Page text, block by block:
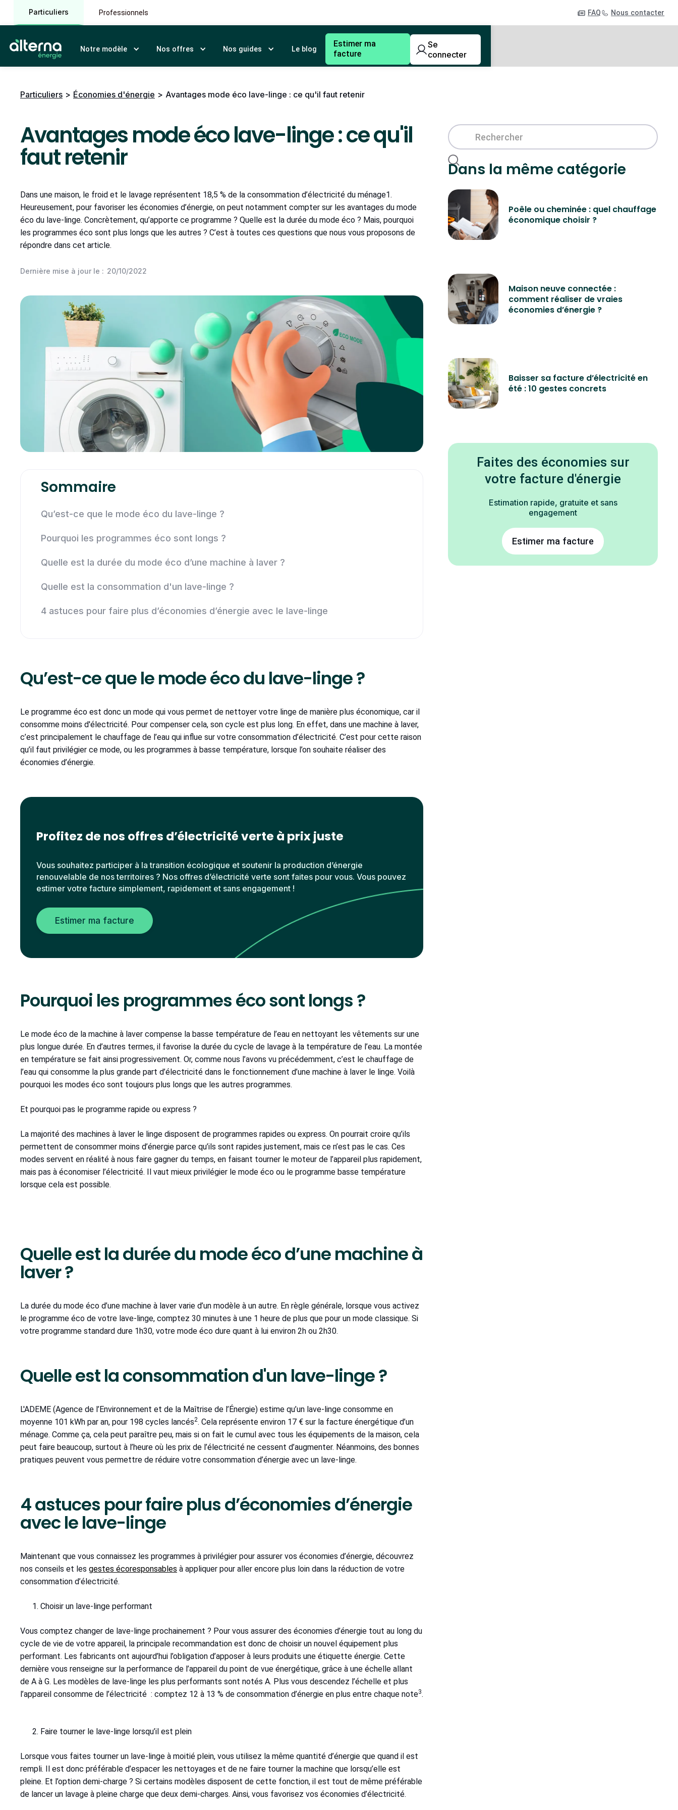
Particuliers Professionnels FAQ Nous contacter
Notre modèle Nos offres Nos guides Le blog
Estimer ma
facture
Se
connecter
Particuliers > Économies d'énergie > Avantages mode éco lave-linge : ce qu'il faut retenir
Avantages mode éco lave-linge : ce qu'il
faut retenir
Dans une maison, le froid et le lavage représentent 18,5 % de la consommation d’électricité du ménage1.
Heureusement, pour favoriser les économies d’énergie, on peut notamment compter sur les avantages du mode
éco du lave-linge. Concrètement, qu’apporte ce programme ? Quelle est la durée du mode éco ? Mais, pourquoi
les programmes éco sont plus longs que les autres ? C’est à toutes ces questions que nous vous proposons de
répondre dans cet article.
Dernière mise à jour le : 20/10/2022
Sommaire
Qu’est-ce que le mode éco du lave-linge ?
Pourquoi les programmes éco sont longs ?
Quelle est la durée du mode éco d’une machine à laver ?
Quelle est la consommation d'un lave-linge ?
4 astuces pour faire plus d’économies d’énergie avec le lave-linge
Qu’est-ce que le mode éco du lave-linge ?
Le programme éco est donc un mode qui vous permet de nettoyer votre linge de manière plus économique, car il
consomme moins d'électricité. Pour compenser cela, son cycle est plus long. En effet, dans une machine à laver,
c’est principalement le chauffage de l’eau qui influe sur votre consommation d’électricité. C’est pour cette raison
qu’il faut privilégier ce mode, ou les programmes à basse température, lorsque l’on souhaite réaliser des
économies d’énergie.
Profitez de nos offres d’électricité verte à prix juste
Vous souhaitez participer à la transition écologique et soutenir la production d’énergie
renouvelable de nos territoires ? Nos offres d’électricité verte sont faites pour vous. Vous pouvez
estimer votre facture simplement, rapidement et sans engagement !
Estimer ma facture
Pourquoi les programmes éco sont longs ?
Le mode éco de la machine à laver compense la basse température de l’eau en nettoyant les vêtements sur une
plus longue durée. En d’autres termes, il favorise la durée du cycle de lavage à la température de l’eau. La montée
en température se fait ainsi progressivement. Or, comme nous l’avons vu précédemment, c’est le chauffage de
l’eau qui consomme la plus grande part d’électricité dans le fonctionnement d’une machine à laver le linge. Voilà
pourquoi les modes éco sont toujours plus longs que les autres programmes.
Et pourquoi pas le programme rapide ou express ?
La majorité des machines à laver le linge disposent de programmes rapides ou express. On pourrait croire qu’ils
permettent de consommer moins d’énergie parce qu’ils sont rapides justement, mais ce n’est pas le cas. Ces
modes servent en réalité à nous faire gagner du temps, en faisant tourner le moteur de l’appareil plus rapidement,
mais pas à économiser l’électricité. Il vaut mieux privilégier le mode éco ou le programme basse température
lorsque cela est possible.
Quelle est la durée du mode éco d’une machine à
laver ?
La durée du mode éco d’une machine à laver varie d’un modèle à un autre. En règle générale, lorsque vous activez
le programme éco de votre lave-linge, comptez 30 minutes à une 1 heure de plus que pour un mode classique. Si
votre programme standard dure 1h30, votre mode éco dure quant à lui environ 2h ou 2h30.
Quelle est la consommation d'un lave-linge ?
L'ADEME (Agence de l’Environnement et de la Maîtrise de l’Énergie) estime qu’un lave-linge consomme en
moyenne 101 kWh par an, pour 198 cycles lancés2. Cela représente environ 17 € sur la facture énergétique d’un
ménage. Comme ça, cela peut paraître peu, mais si on fait le cumul avec tous les équipements de la maison, cela
peut faire beaucoup, surtout à l’heure où les prix de l’électricité ne cessent d’augmenter. Néanmoins, des bonnes
pratiques peuvent vous permettre de réduire votre consommation d’énergie avec un lave-linge.
4 astuces pour faire plus d’économies d’énergie
avec le lave-linge
Maintenant que vous connaissez les programmes à privilégier pour assurer vos économies d’énergie, découvrez
nos conseils et les gestes écoresponsables à appliquer pour aller encore plus loin dans la réduction de votre
consommation d’électricité.
Choisir un lave-linge performant
Vous comptez changer de lave-linge prochainement ? Pour vous assurer des économies d’énergie tout au long du
cycle de vie de votre appareil, la principale recommandation est donc de choisir un nouvel équipement plus
performant. Les fabricants ont aujourd’hui l’obligation d’apposer à leurs produits une étiquette énergie. Cette
dernière vous renseigne sur la performance de l’appareil du point de vue énergétique, grâce à une échelle allant
de A à G. Les modèles de lave-linge les plus performants sont notés A. Plus vous descendez l’échelle et plus
l’appareil consomme de l’électricité : comptez 12 à 13 % de consommation d’énergie en plus entre chaque note3.
Faire tourner le lave-linge lorsqu’il est plein
Lorsque vous faites tourner un lave-linge à moitié plein, vous utilisez la même quantité d’énergie que quand il est
rempli. Il est donc préférable d’espacer les nettoyages et de ne faire tourner la machine que lorsqu’elle est
pleine. Et l’option demi-charge ? Si certains modèles disposent de cette fonction, il est tout de même préférable
de lancer un lavage à pleine charge que deux demi-charges. Ainsi, vous favorisez vos économies d’électricité.
Dans la même catégorie
Poêle ou cheminée : quel chauffage
économique choisir ?
Maison neuve connectée :
comment réaliser de vraies
économies d’énergie ?
Baisser sa facture d’électricité en
été : 10 gestes concrets
Faites des économies sur
votre facture d'énergie
Estimation rapide, gratuite et sans
engagement
Estimer ma facture